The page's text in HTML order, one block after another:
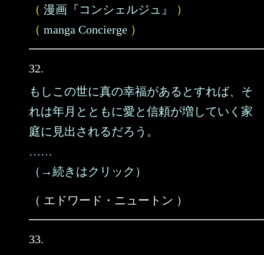
（ 漫画『コンシェルジュ』
）
（ manga Concierge ）
32.
もしこの世に真の幸福があるとすれば、そ
れは年月とともに愛と信頼が増していく家
庭に見出されるだろう。
……
（→続きはクリック）
（ エドワード・ニュートン ）
33.